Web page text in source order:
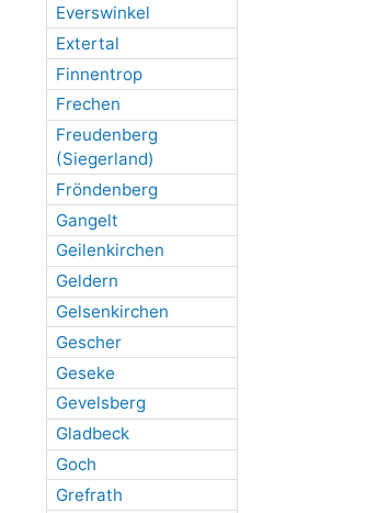
Everswinkel
Extertal
Finnentrop
Frechen
Freudenberg
(Siegerland)
Fröndenberg
Gangelt
Geilenkirchen
Geldern
Gelsenkirchen
Gescher
Geseke
Gevelsberg
Gladbeck
Goch
Grefrath